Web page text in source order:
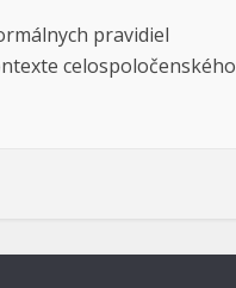
pravidiel
celospoločenského